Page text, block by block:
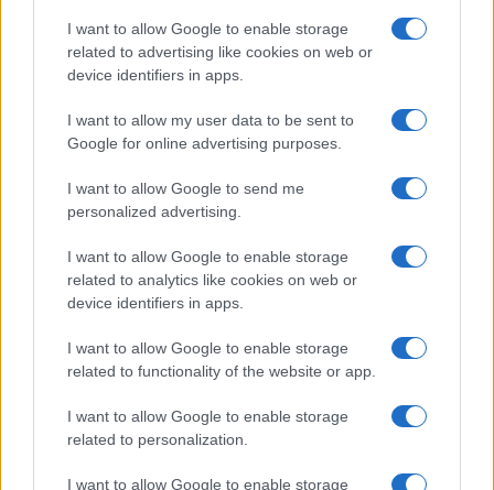
I want to allow Google to enable storage
related to advertising like cookies on web or
device identifiers in apps.
I want to allow my user data to be sent to
Google for online advertising purposes.
I want to allow Google to send me
personalized advertising.
I want to allow Google to enable storage
related to analytics like cookies on web or
device identifiers in apps.
I want to allow Google to enable storage
related to functionality of the website or app.
I want to allow Google to enable storage
related to personalization.
I want to allow Google to enable storage